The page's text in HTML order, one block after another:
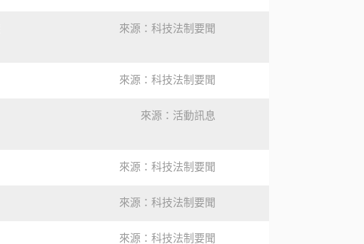
來源：科技法制要聞
來源：科技法制要聞
來源：活動訊息
來源：科技法制要聞
來源：科技法制要聞
來源：科技法制要聞